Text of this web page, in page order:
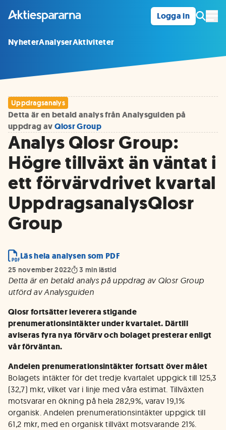
Logga in
NyheterAnalyserAktiviteter
Uppdragsanalys
Detta är en betald analys från Analysguiden på
uppdrag avQlosr Group
Analys Qlosr Group:
Högre tillväxt än väntat i
ett förvärvdrivet kvartal
UppdragsanalysQlosr
Group
Läs hela analysen som PDF
25 november 2022 3 min lästid
Detta är en betald analys på uppdrag av Qlosr Group
utförd av Analysguiden
Qlosr fortsätter leverera stigande
prenumerationsintäkter under kvartalet. Därtill
aviseras fyra nya förvärv och bolaget presterar enligt
vår förväntan.
Andelen prenumerationsintäkter fortsatt över målet
Bolagets intäkter för det tredje kvartalet uppgick till 125,3
(32,7) mkr, vilket var i linje med våra estimat. Tillväxten
motsvarar en ökning på hela 282,9%, varav 19,1%
organisk. Andelen prenumerationsintäkter uppgick till
61,2 mkr, med en organisk tillväxt motsvarande 21%.